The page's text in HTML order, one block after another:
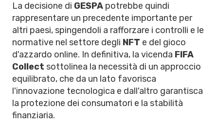
La decisione di GESPA potrebbe quindi
rappresentare un precedente importante per
altri paesi, spingendoli a rafforzare i controlli e le
normative nel settore degli NFT e del gioco
d'azzardo online. In definitiva, la vicenda FIFA
Collect sottolinea la necessità di un approccio
equilibrato, che da un lato favorisca
l'innovazione tecnologica e dall'altro garantisca
la protezione dei consumatori e la stabilità
finanziaria.